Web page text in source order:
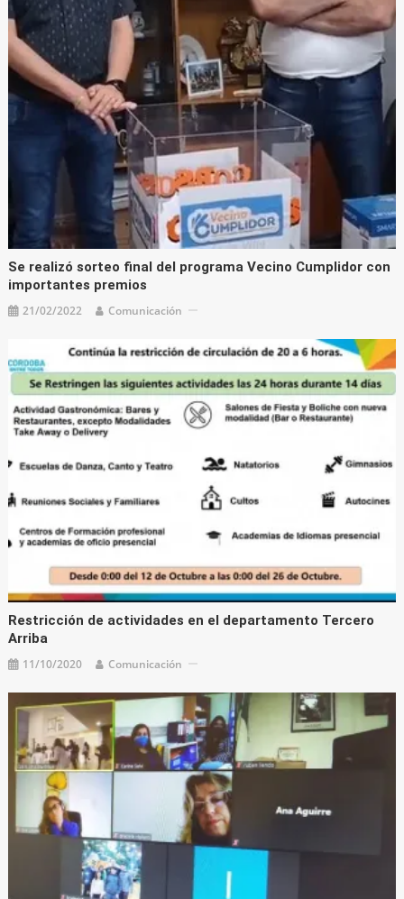
Se realizó sorteo final del programa Vecino Cumplidor con
importantes premios
21/02/2022 Comunicación
Restricción de actividades en el departamento Tercero
Arriba
11/10/2020 Comunicación